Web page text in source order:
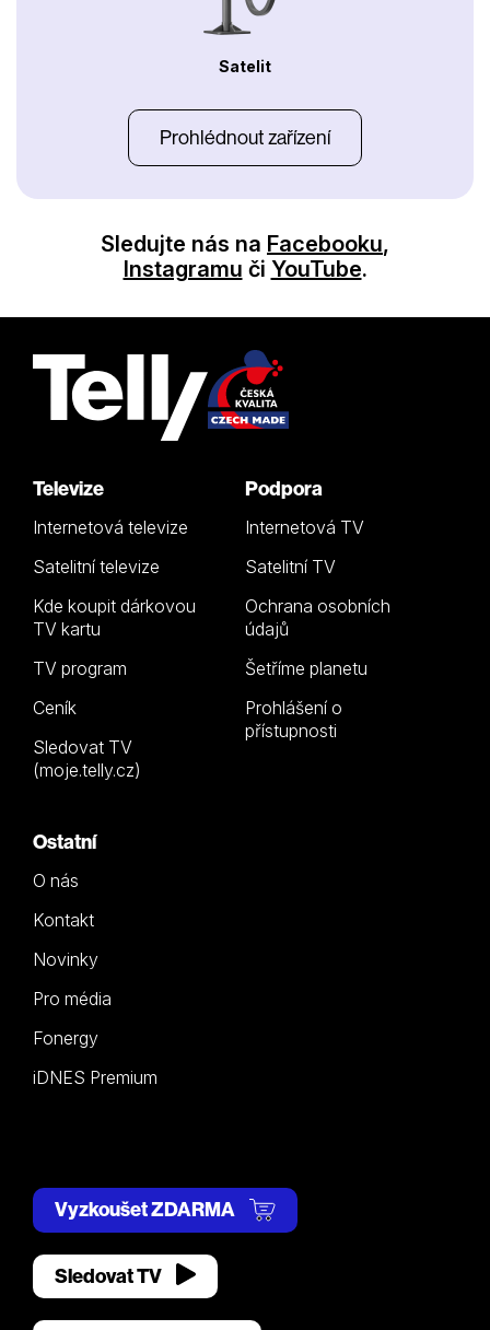
Satelit
Prohlédnout zařízení
Sledujte nás na Facebooku,
Instagramu či YouTube.
Televize
Internetová televize
Satelitní televize
Kde koupit dárkovou
TV kartu
TV program
Ceník
Sledovat TV
(moje.telly.cz)
Podpora
Internetová TV
Satelitní TV
Ochrana osobních
údajů
Šetříme planetu
Prohlášení o
přístupnosti
Ostatní
O nás
Kontakt
Novinky
Pro média
Fonergy
iDNES Premium
Vyzkoušet ZDARMA
Sledovat TV